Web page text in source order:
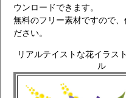
ウンロードできます。
無料のフリー素材ですので
ださい。
リアルテイストな花イラス
ル